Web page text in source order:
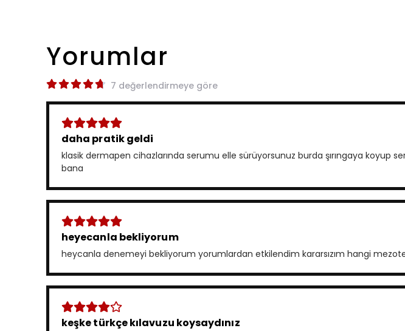
Yorumlar
7 değerlendirmeye göre
daha pratik geldi
klasik dermapen cihazlarında serumu elle sürüyorsunuz burda şırıngaya koyup
bana
heyecanla bekliyorum
heycanla denemeyi bekliyorum yorumlardan etkilendim kararsızım hangi
keşke türkçe kılavuzu koysaydınız